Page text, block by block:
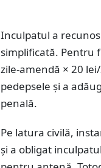
Inculpatul a
simplificată. Pentru
zile-amendă × 20
pedepsele și a
penală.
Pe latura civilă,
și a obligat